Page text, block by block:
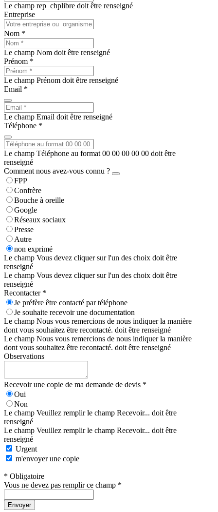
Le champ rep_chplibre doit être renseigné
Entreprise
Nom *
Le champ Nom doit être renseigné
Prénom *
Le champ Prénom doit être renseigné
Email *
Le champ Email doit être renseigné
Téléphone *
Le champ Téléphone au format 00 00 00 00 00 doit être
renseigné
Comment nous avez-vous connu ?
FPP
Confrère
Bouche à oreille
Google
Réseaux sociaux
Presse
Autre
non exprimé
Le champ Vous devez cliquer sur l'un des choix doit être
renseigné
Le champ Vous devez cliquer sur l'un des choix doit être
renseigné
Recontacter *
Je préfère être contacté par téléphone
Je souhaite recevoir une documentation
Le champ Nous vous remercions de nous indiquer la manière
dont vous souhaitez être recontacté. doit être renseigné
Le champ Nous vous remercions de nous indiquer la manière
dont vous souhaitez être recontacté. doit être renseigné
Observations
Recevoir une copie de ma demande de devis *
Oui
Non
Le champ Veuillez remplir le champ Recevoir... doit être
renseigné
Le champ Veuillez remplir le champ Recevoir... doit être
renseigné
Urgent
m'envoyer une copie
* Obligatoire
Vous ne devez pas remplir ce champ *
Envoyer